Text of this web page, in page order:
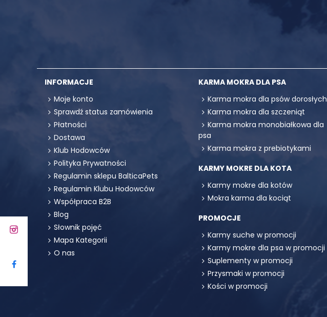
INFORMACJE
Moje konto
Sprawdź status zamówienia
Płatności
Dostawa
Klub Hodowców
Polityka Prywatności
Regulamin sklepu BalticaPets
Regulamin Klubu Hodowców
Współpraca B2B
Blog
Słownik pojęć
Mapa Kategorii
O nas
KARMA MOKRA DLA PSA
Karma mokra dla psów dorosłych
Karma mokra dla szczeniąt
Karma mokra monobiałkowa dla
psa
Karma mokra z prebiotykami
KARMY MOKRE DLA KOTA
Karmy mokre dla kotów
Mokra karma dla kociąt
PROMOCJE
Karmy suche w promocji
Karmy mokre dla psa w promocji
Suplementy w promocji
Przysmaki w promocji
Kości w promocji